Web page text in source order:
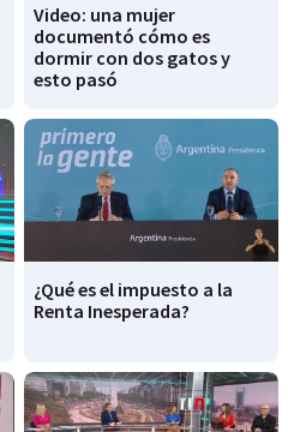
Video: una mujer
documentó cómo es
dormir con dos gatos y
esto pasó
¿Qué es el impuesto a la
Renta Inesperada?